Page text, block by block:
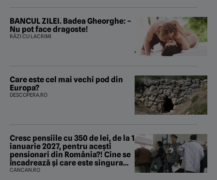
BANCUL ZILEI. Badea Gheorghe: –
Nu pot face dragoste!
RÂZI CU LACRIMI
Care este cel mai vechi pod din
Europa?
DESCOPERA.RO
Cresc pensiile cu 350 de lei, de la 1
ianuarie 2027, pentru acești
pensionari din România?! Cine se
încadrează și care este singura
condiție
CANCAN.RO